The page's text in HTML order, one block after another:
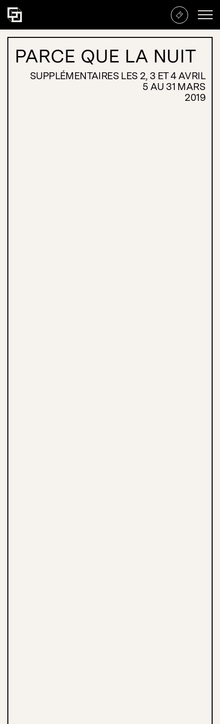
Parce que la nuit
PARCE QUE LA NUIT
SUPPLÉMENTAIRES LES 2, 3 ET 4 AVRIL
5 AU 31 MARS
2019